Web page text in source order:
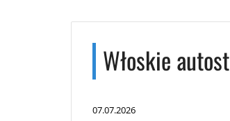
Włoskie
07.07.2026